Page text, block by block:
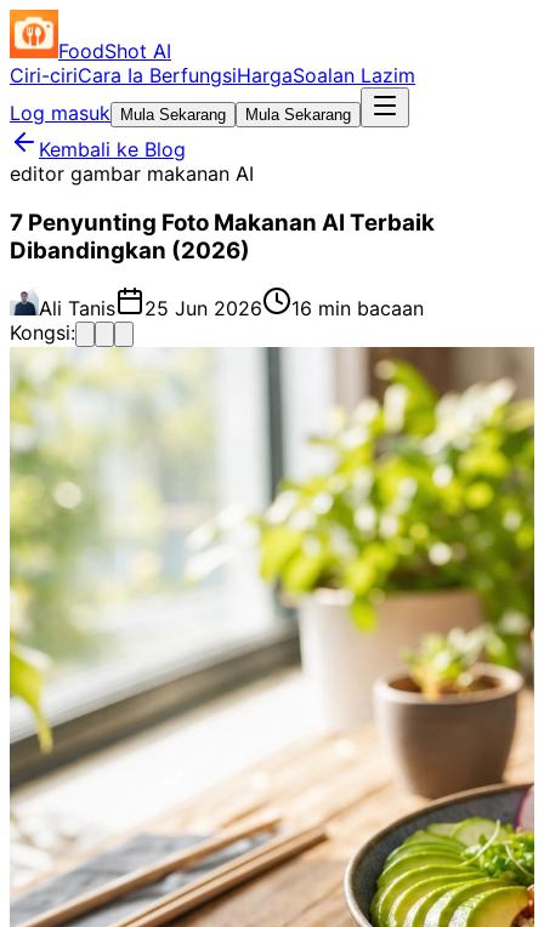
FoodShot AI
Ciri-ciriCara Ia BerfungsiHargaSoalan Lazim
Log masuk
Mula Sekarang Mula Sekarang
Kembali ke Blog
editor gambar makanan AI
7 Penyunting Foto Makanan AI Terbaik
Dibandingkan (2026)
Ali Tanis 25 Jun 2026
16 min bacaan
Kongsi: